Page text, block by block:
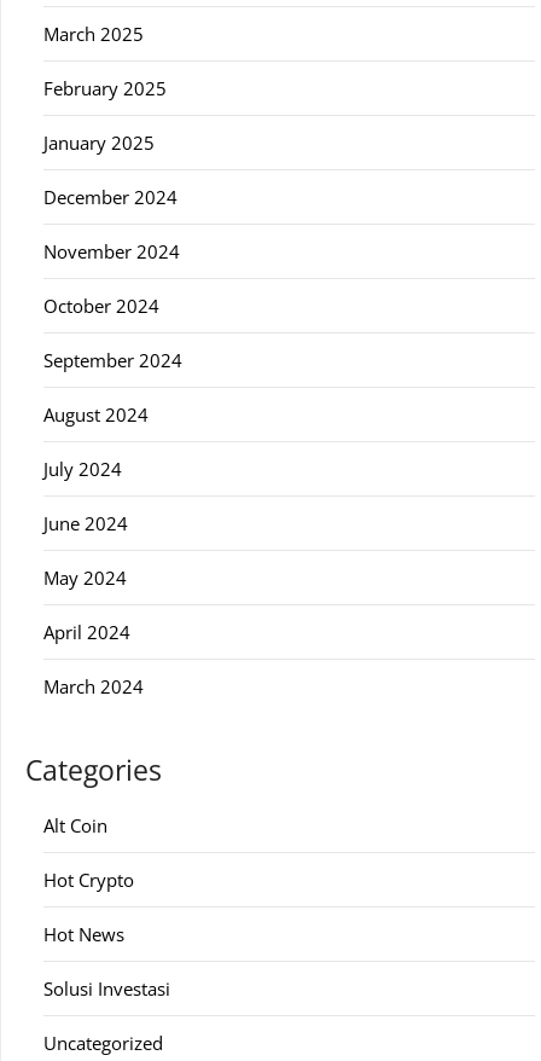
March 2025
February 2025
January 2025
December 2024
November 2024
October 2024
September 2024
August 2024
July 2024
June 2024
May 2024
April 2024
March 2024
Categories
Alt Coin
Hot Crypto
Hot News
Solusi Investasi
Uncategorized